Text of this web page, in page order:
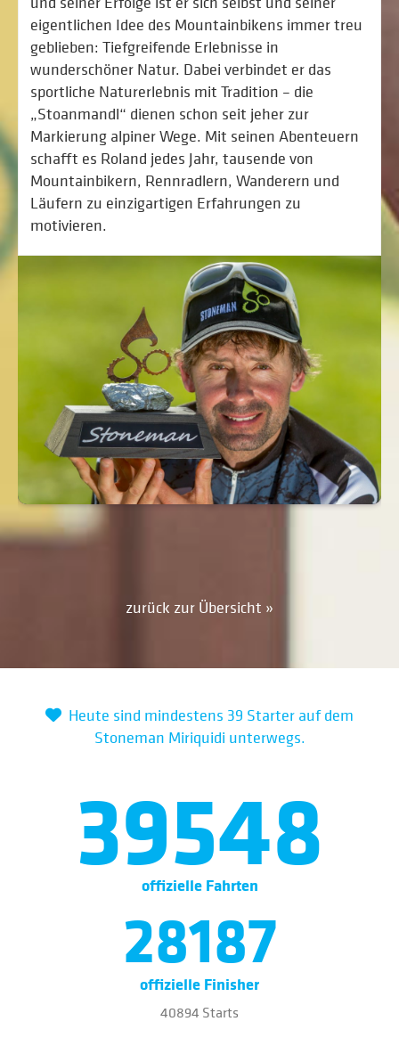
eigentlichen Idee des Mountainbikens immer treu
geblieben: Tiefgreifende Erlebnisse in
wunderschöner Natur. Dabei verbindet er das
sportliche Naturerlebnis mit Tradition – die
„Stoanmandl“ dienen schon seit jeher zur
Markierung alpiner Wege. Mit seinen Abenteuern
schafft es Roland jedes Jahr, tausende von
Mountainbikern, Rennradlern, Wanderern und
Läufern zu einzigartigen Erfahrungen zu
motivieren.
zurück zur Übersicht »
Heute sind mindestens 39 Starter auf dem
Stoneman Miriquidi unterwegs.
39548
offizielle Fahrten
28187
offizielle Finisher
40894 Starts